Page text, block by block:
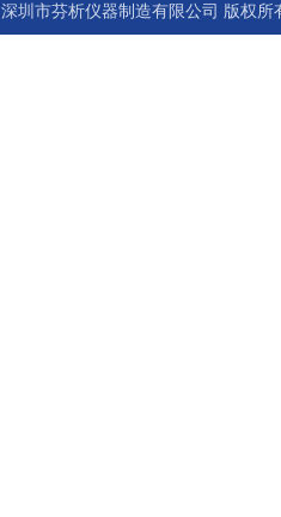
深圳市芬析仪器制造有限公司 版权